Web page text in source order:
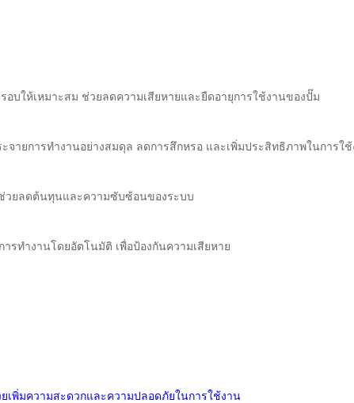
รอบให้เหมาะสม ช่วยลดความเสียหายและยืดอายุการใช้งานของปั๊ม
จายการทำงานอย่างสมดุล ลดการสึกหรอ และเพิ่มประสิทธิภาพในการใ
ช่วยลดต้นทุนและความซับซ้อนของระบบ
รทำงานโดยอัตโนมัติ เพื่อป้องกันความเสียหาย
ยเพิ่มความสะดวกและความปลอดภัยในการใช้งาน